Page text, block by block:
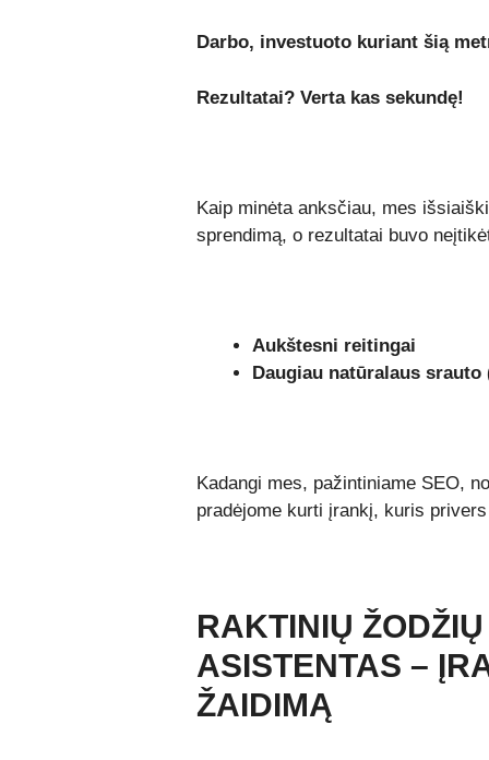
Darbo, investuoto kuriant šią
Rezultatai? Verta kas sekundę!
Kaip minėta anksčiau, mes
sprendimą, o rezultatai buvo
Aukštesni reitingai
Daugiau natūralaus srauto
Kadangi mes, pažintiniame SEO,
pradėjome kurti įrankį, kuris
RAKTINIŲ
ASISTENTAS –
ŽAIDIMĄ